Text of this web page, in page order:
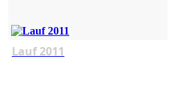
Lauf 2011